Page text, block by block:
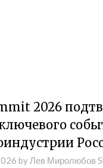
2026
by Лев Миролюбов